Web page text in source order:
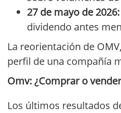
27 de mayo de 2026:
dividendo antes
La reorientación de
perfil de una compañía
Omv: ¿Comprar o
Los últimos resultados